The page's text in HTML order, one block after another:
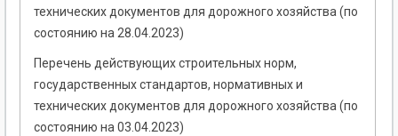
технических документов для дорожного хозяйства (по
состоянию на 28.04.2023)
Перечень действующих строительных норм,
государственных стандартов, нормативных и
технических документов для дорожного хозяйства (по
состоянию на 03.04.2023)